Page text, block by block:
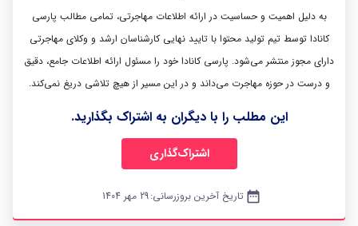
به دلیل اهمیت و حساسیت در ارائه اطلاعات مهاجرتی، تمامی مطالب پارسی
کانادا توسط تیم تولید محتوا با تایید نهایی کارشناسان ارشد و وکلای مهاجرتی
دارای مجوز منتشر می‌شود. پارسی کانادا خود را مسئول ارائه اطلاعات جامع، دقیق
و درست در حوزه مهاجرت می‌داند و در این مسیر از هیچ تلاشی دریغ نمی‌کند.
این مطلب را با دیگران به اشتراک بگذارید.
اشتراک‌گذاری
date_range تاریخ آخرین بروزرسانی:29 مهر 1404